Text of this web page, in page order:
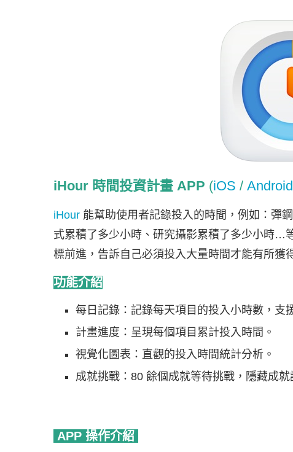
iHour 時間投資計畫 APP (iOS / Android
iHour 能幫助使用者記錄投入的時間，例如：彈
式累積了多少小時、研究攝影累積了多少小時…
標前進，告訴自己必須投入大量時間才能有所獲
功能介紹
每日記錄：記錄每天項目的投入小時數，支
計畫進度：呈現每個項目累計投入時間。
視覺化圖表：直觀的投入時間統計分析。
成就挑戰：80 餘個成就等待挑戰，隱藏成就
APP 操作介紹